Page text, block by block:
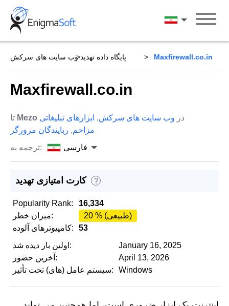
Skip
content
فارسی
پایگاه داده تهدید وب سایت های سرکش Maxfirewall.co.in
Maxfirewall.co.in
Mezo در وب سایت های سرکش, ابزارهای تبلیغاتی
مزاحم, ربایندگان مرورگر
ترجمه به:
فارسی
کارت امتیازی تهدید ?
Popularity Rank:
16,334
میزان خطر:
20 % (طبیعی)
کامپیوترهای آلوده:
53
اولین بار دیده شد:
January 16, 2025
آخرین حضور:
April 13, 2026
سیستم عامل (های) تحت تأثیر:
Windows